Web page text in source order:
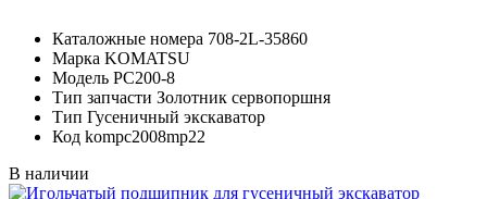
Каталожные номера 708-2L-35860
Марка KOMATSU
Модель PC200-8
Тип запчасти Золотник сервопоршня
Тип Гусеничный экскаватор
Код kompc2008mp22
В наличии